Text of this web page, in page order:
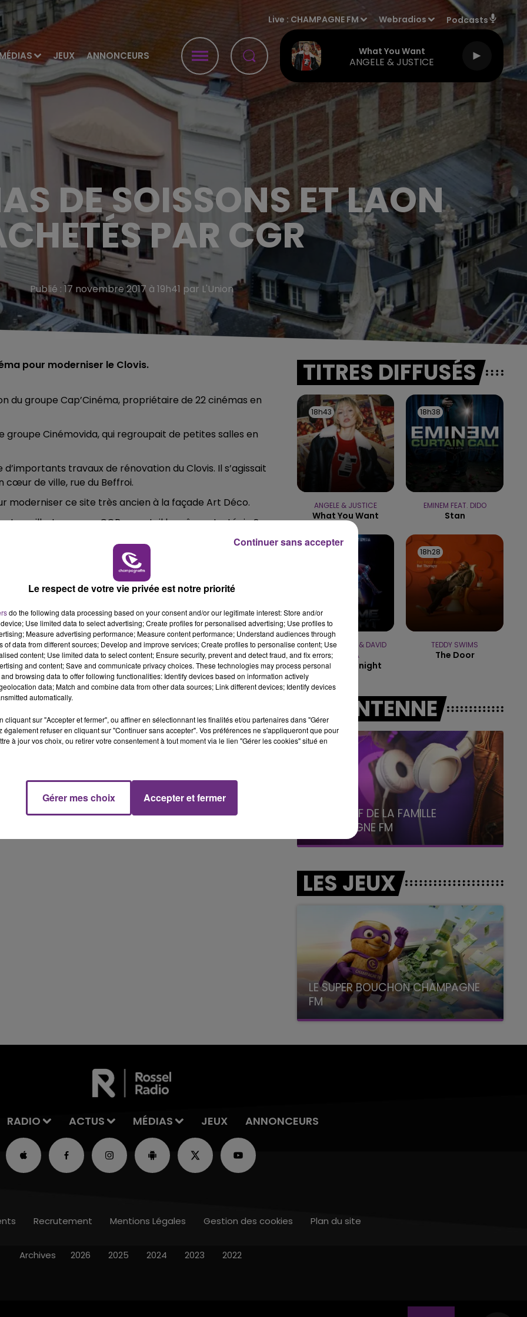
JEUX ANNONCEURS
Live : CHAMPAGNE FM Webradios Podcasts
What You Want
ANGELE & JUSTICE
LA RADIO POP
5h00 - 6h00
LE BEST OF DE LA FAMILLE
CHAMPAGNE FM
DE SOISSONS ET LAON
PAR CGR
Publié : 17 novembre 2017 à 19h41 par L'Union
pour moderniser le Clovis.
du groupe Cap’Cinéma, propriétaire de 22 cinémas en
groupe Cinémovida, qui regroupait de petites salles en
d’importants travaux de rénovation du Clovis. Il s’agissait
cœur de ville, rue du Beffroi.
moderniser ce site très ancien à la façade Art Déco.
ville. Le groupe CGR aura-t-il la même stratégie ?
en France.
UN FEU DE REMORQUE BLOQUE LA
CIRCULATION DANS LES ARDENNES
Un feu de remorque s'est déclaré ce mercredi
TITRES DIFFUSÉS
18h43
18h43
ANGELE & JUSTICE
What You Want
18h38
18h38
EMINEM FEAT. DIDO
Stan
JENNIFER LOPEZ & DAVID
GUETTA
Save Me Tonight
18h28
18h28
TEDDY SWIMS
The Door
A L'ANTENNE
5h00 - 6h00
LE BEST OF DE LA FAMILLE
La Famille
LES JEUX
LE SUPER BOUCHON CHAMPAGNE
FM
avec La Famille Champagne FM, à 8H10
RADIO ACTUS MÉDIAS JEUX ANNONCEURS
Recrutement Mentions Légales Gestion des cookies Plan du site
Archives 2026 2025 2024 2023 2022
Le respect de votre vie privée est notre priorité
do the following data processing based on your consent and/or our legitimate interest: Store and/or
Use limited data to select advertising; Create profiles for personalised advertising; Use profiles to
Measure advertising performance; Measure content performance; Understand audiences through
of data from different sources; Develop and improve services; Create profiles to personalise content; Use
content; Use limited data to select content; Ensure security, prevent and detect fraud, and fix errors;
and content; Save and communicate privacy choices. These technologies may process personal
browsing data to offer following functionalities: Identify devices based on information actively
data; Match and combine data from other data sources; Link different devices; Identify devices
automatically.
cliquant sur "Accepter et fermer", ou affiner en sélectionnant les finalités et/ou partenaires dans "Gérer
également refuser en cliquant sur "Continuer sans accepter". Vos préférences ne s'appliqueront que pour
à jour vos choix, ou retirer votre consentement à tout moment via le lien "Gérer les cookies" situé en
Gérer mes choix Accepter et fermer
Continuer sans accepter